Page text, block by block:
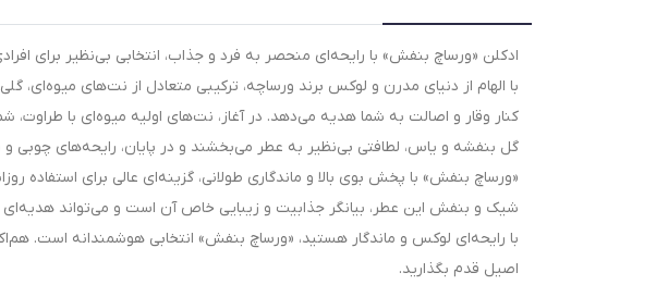
ادکلن «ورساچ بنفش» با رایحه‌ای منحصر به فرد و جذاب، انتخابی بی‌نظیر برای
با الهام از دنیای مدرن و لوکس برند ورساچه، ترکیبی متعادل از نت‌های میوه‌ای،
کنار وقار و اصالت به شما هدیه می‌دهد. در آغاز، نت‌های اولیه میوه‌ای با طراوت،
گل بنفشه و یاس، لطافتی بی‌نظیر به عطر می‌بخشند و در پایان، رایحه‌های
«ورساچ بنفش» با پخش بوی بالا و ماندگاری طولانی، گزینه‌ای عالی برای استفاده
شیک و بنفش این عطر، بیانگر جذابیت و زیبایی خاص آن است و می‌تواند هدیه‌ای
با رایحه‌ای لوکس و ماندگار هستید، «ورساچ بنفش» انتخابی هوشمندانه است.
اصیل قدم بگذارید.